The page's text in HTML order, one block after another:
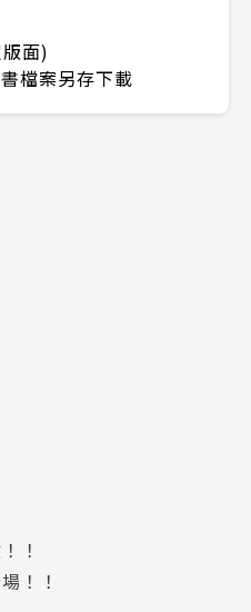
面)
檔案另存下載
！
！！